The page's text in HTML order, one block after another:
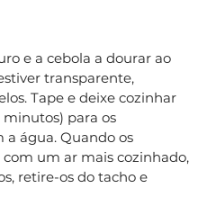
e a cebola a dourar ao
transparente,
Tape e deixe cozinhar
para os
água. Quando os
um ar mais cozinhado,
retire-os do tacho e